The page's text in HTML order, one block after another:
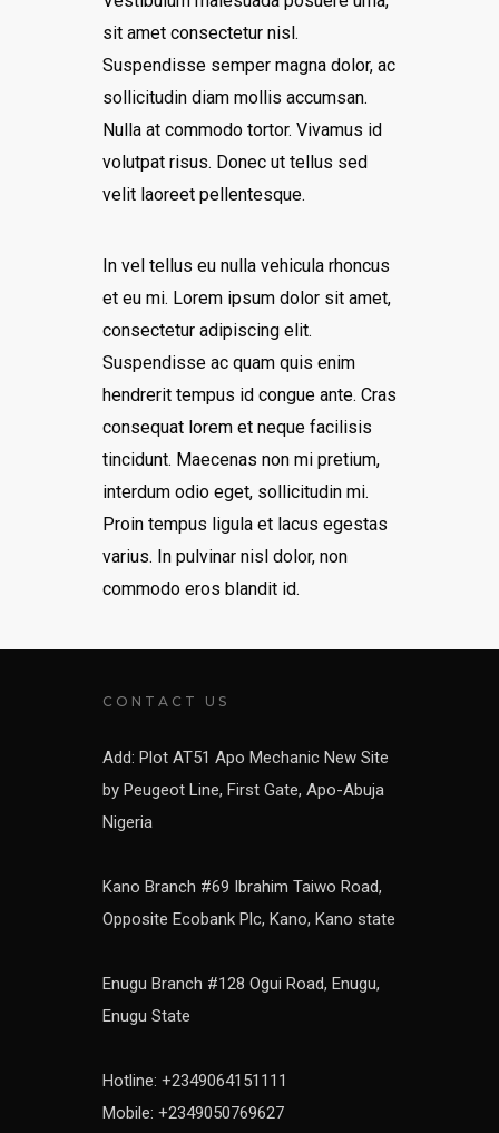
sit amet consectetur nisl.
Suspendisse semper magna dolor, ac
sollicitudin diam mollis accumsan.
Nulla at commodo tortor. Vivamus id
volutpat risus. Donec ut tellus sed
velit laoreet pellentesque.
In vel tellus eu nulla vehicula rhoncus
et eu mi. Lorem ipsum dolor sit amet,
consectetur adipiscing elit.
Suspendisse ac quam quis enim
hendrerit tempus id congue ante. Cras
consequat lorem et neque facilisis
tincidunt. Maecenas non mi pretium,
interdum odio eget, sollicitudin mi.
Proin tempus ligula et lacus egestas
varius. In pulvinar nisl dolor, non
commodo eros blandit id.
CONTACT US
Add: Plot AT51 Apo Mechanic New Site
by Peugeot Line, First Gate, Apo-Abuja
Nigeria
Kano Branch #69 Ibrahim Taiwo Road,
Opposite Ecobank Plc, Kano, Kano state
Enugu Branch #128 Ogui Road, Enugu,
Enugu State
Hotline: +2349064151111
Mobile: +2349050769627